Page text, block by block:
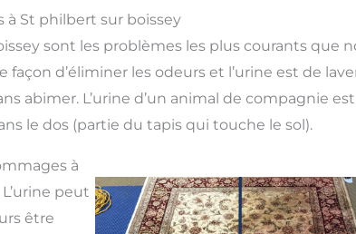
à St philbert sur boissey
sont les problèmes les plus courants que
d’éliminer les odeurs et l’urine est de
abimer. L’urine d’un animal de compagnie
le dos (partie du tapis qui touche le sol).
à
peut
être